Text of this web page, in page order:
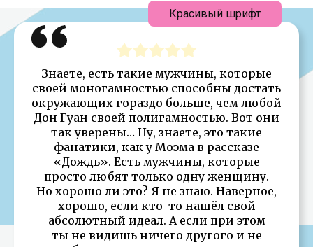
Знаете, есть такие мужчины, которые
своей моногамностью способны достать
окружающих гораздо больше, чем любой
Дон Гуан своей полигамностью. Вот они
так уверены… Ну, знаете, это такие
фанатики, как у Моэма в рассказе
«Дождь». Есть мужчины, которые
просто любят только одну женщину.
Но хорошо ли это? Я не знаю. Наверное,
хорошо, если кто-то нашёл свой
абсолютный идеал. А если при этом
ты не видишь ничего другого и не
Красивый шрифт